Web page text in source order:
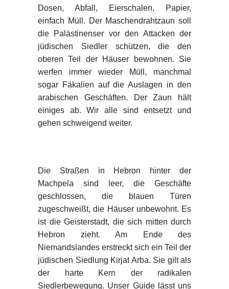
Dosen, Abfall, Eierschalen, Papier,
einfach Müll. Der Maschendrahtzaun soll
die Palästinenser vor den Attacken der
jüdischen Siedler schützen, die den
oberen Teil der Häuser bewohnen. Sie
werfen immer wieder Müll, manchmal
sogar Fäkalien auf die Auslagen in den
arabischen Geschäften. Der Zaun hält
einiges ab. Wir alle sind entsetzt und
gehen schweigend weiter.
Die Straßen in Hebron hinter der
Machpela sind leer, die Geschäfte
geschlossen, die blauen Türen
zugeschweißt, die Häuser unbewohnt. Es
ist die Geisterstadt, die sich mitten durch
Hebron zieht. Am Ende des
Niemandslandes erstreckt sich ein Teil der
jüdischen Siedlung Kirjat Arba. Sie gilt als
der harte Kern der radikalen
Siedlerbewegung. Unser Guide lässt uns